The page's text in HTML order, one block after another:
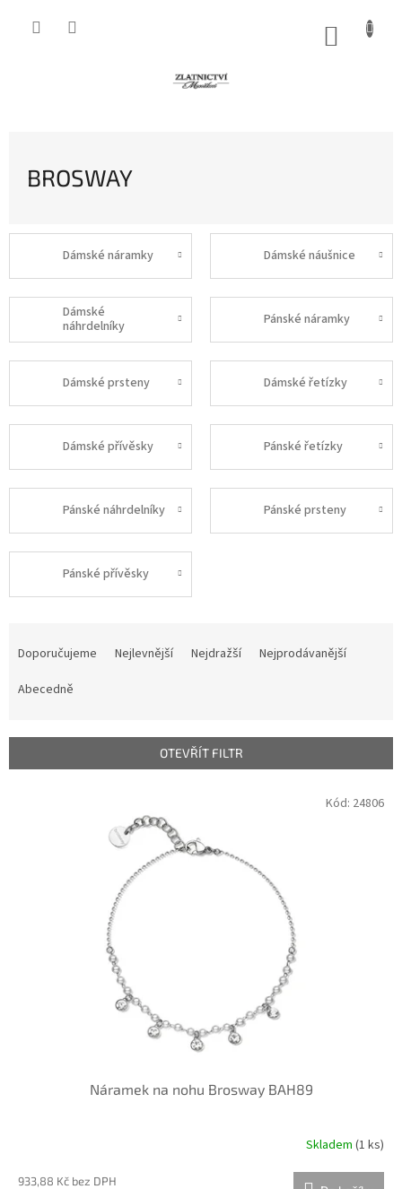
BROSWAY
Dámské náramky Dámské náušnice
Dámské
náhrdelníky
Pánské náramky
Dámské prsteny Dámské řetízky
Dámské přívěsky Pánské řetízky
Pánské náhrdelníky Pánské prsteny
Pánské přívěsky
r
Doporučujeme Nejlevnější Nejdražší
Nejprodávanější
Abecedně
OTEVŘÍT FILTR
Náramek na nohu Brosway BAH89
Skladem (1 ks)
933,88 Kč bez DPH
Kód: 24806